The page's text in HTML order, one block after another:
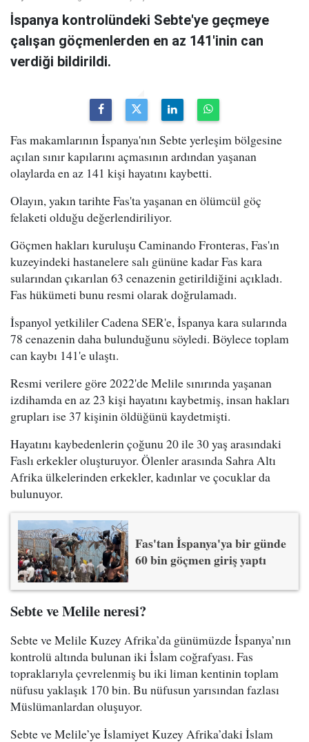
İspanya kontrolündeki Sebte'ye geçmeye
çalışan göçmenlerden en az 141'inin can
verdiği bildirildi.
Fas makamlarının İspanya'nın Sebte yerleşim bölgesine
açılan sınır kapılarını açmasının ardından yaşanan
olaylarda en az 141 kişi hayatını kaybetti.
Olayın, yakın tarihte Fas'ta yaşanan en ölümcül göç
felaketi olduğu değerlendiriliyor.
Göçmen hakları kuruluşu Caminando Fronteras, Fas'ın
kuzeyindeki hastanelere salı gününe kadar Fas kara
sularından çıkarılan 63 cenazenin getirildiğini açıkladı.
Fas hükümeti bunu resmi olarak doğrulamadı.
İspanyol yetkililer Cadena SER'e, İspanya kara sularında
78 cenazenin daha bulunduğunu söyledi. Böylece toplam
can kaybı 141'e ulaştı.
Resmi verilere göre 2022'de Melile sınırında yaşanan
izdihamda en az 23 kişi hayatını kaybetmiş, insan hakları
grupları ise 37 kişinin öldüğünü kaydetmişti.
Hayatını kaybedenlerin çoğunu 20 ile 30 yaş arasındaki
Faslı erkekler oluşturuyor. Ölenler arasında Sahra Altı
Afrika ülkelerinden erkekler, kadınlar ve çocuklar da
bulunuyor.
Fas'tan İspanya'ya bir günde
60 bin göçmen giriş yaptı
Sebte ve Melile neresi?
Sebte ve Melile Kuzey Afrika’da günümüzde İspanya’nın
kontrolü altında bulunan iki İslam coğrafyası. Fas
topraklarıyla çevrelenmiş bu iki liman kentinin toplam
nüfusu yaklaşık 170 bin. Bu nüfusun yarısından fazlası
Müslümanlardan oluşuyor.
Sebte ve Melile’ye İslamiyet Kuzey Afrika’daki İslam